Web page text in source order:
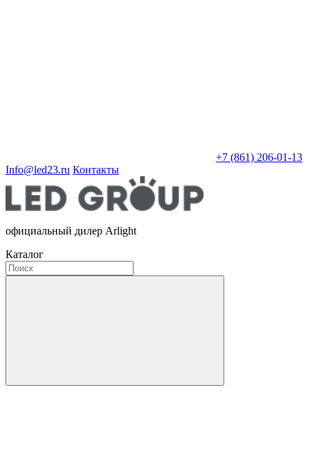
+7 (861) 206-01-13
Info@led23.ru Контакты
официальный дилер Arlight
Каталог